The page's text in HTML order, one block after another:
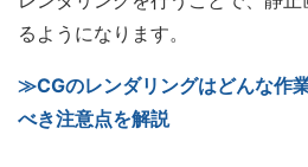
るようになります。
≫CGのレンダリングはどんな作
べき注意点を解説